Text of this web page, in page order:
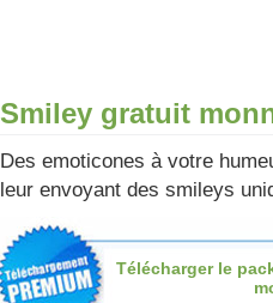
Smiley gratuit
Des emoticones à votre
leur envoyant des smileys
Télécharger le